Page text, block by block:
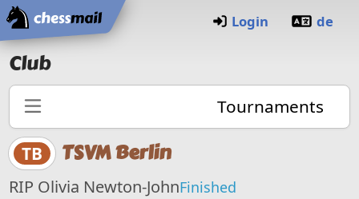
Home
Login de
Club
Tournaments
TB TSVM Berlin
RIP Olivia Newton-JohnFinished